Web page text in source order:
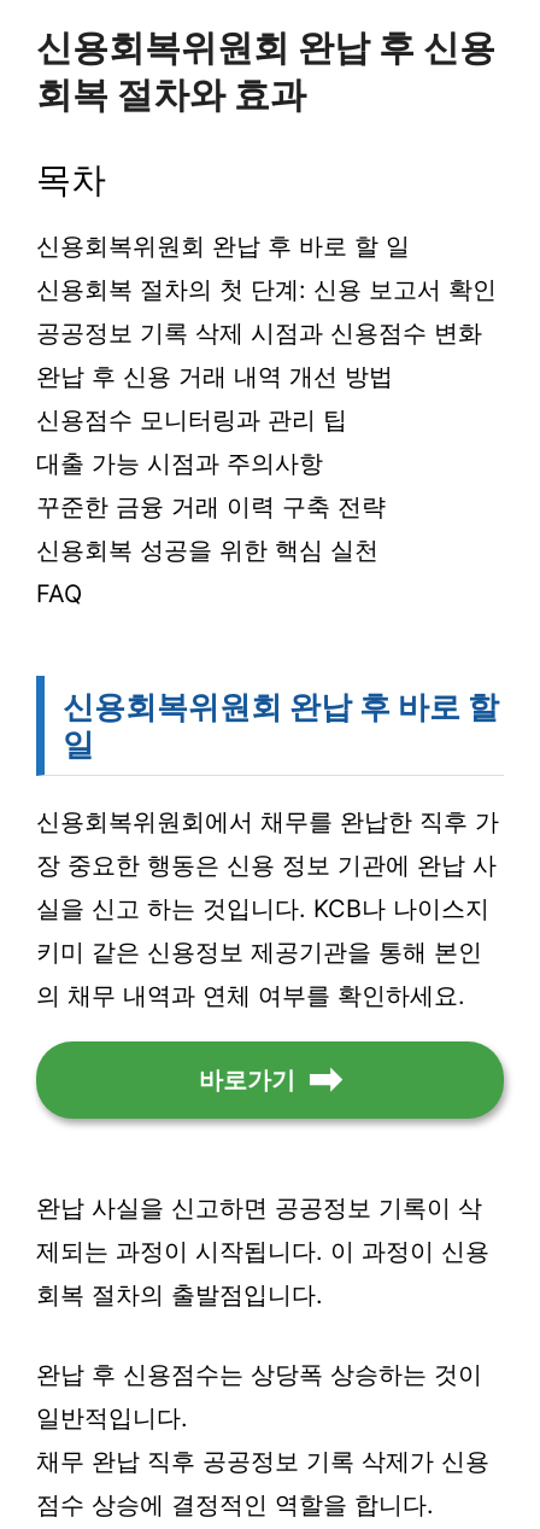
신용회복위원회 완납 후 신용
회복 절차와 효과
목차
신용회복위원회 완납 후 바로 할 일
신용회복 절차의 첫 단계: 신용 보고서 확인
공공정보 기록 삭제 시점과 신용점수 변화
완납 후 신용 거래 내역 개선 방법
신용점수 모니터링과 관리 팁
대출 가능 시점과 주의사항
꾸준한 금융 거래 이력 구축 전략
신용회복 성공을 위한 핵심 실천
FAQ
신용회복위원회 완납 후 바로 할
일
신용회복위원회에서 채무를 완납한 직후 가
장 중요한 행동은 신용 정보 기관에 완납 사
실을 신고 하는 것입니다. KCB나 나이스지
키미 같은 신용정보 제공기관을 통해 본인
의 채무 내역과 연체 여부를 확인하세요.
바로가기
완납 사실을 신고하면 공공정보 기록이 삭
제되는 과정이 시작됩니다. 이 과정이 신용
회복 절차의 출발점입니다.
완납 후 신용점수는 상당폭 상승하는 것이
일반적입니다.
채무 완납 직후 공공정보 기록 삭제가 신용
점수 상승에 결정적인 역할을 합니다.